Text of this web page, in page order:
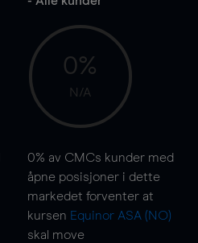
0%
N/A
0% av CMCs kunder med
åpne posisjoner i dette
markedet forventer at
kursen Equinor ASA (NO)
skal move